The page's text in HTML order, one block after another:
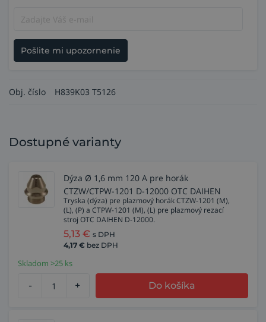
Pošlite mi upozornenie
Obj. číslo H839K03 T5126
Dostupné varianty
Dýza Ø 1,6 mm 120 A pre horák
CTZW/CTPW-1201 D-12000 OTC DAIHEN
Tryska (dýza) pre plazmový horák CTZW-1201 (M),
(L), (P) a CTPW-1201 (M), (L) pre plazmový rezací
stroj OTC DAIHEN D-12000.
5,13 € s DPH
4,17 € bez DPH
Skladom >25 ks
- + Do košíka